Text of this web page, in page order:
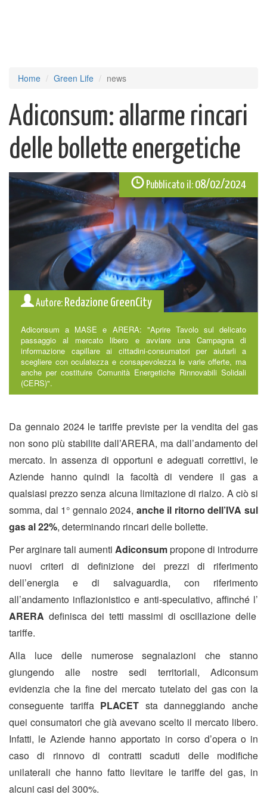
Home Green Life news
Adiconsum: allarme rincari
delle bollette energetiche
Pubblicato il: 08/02/2024
Autore: Redazione GreenCity
Adiconsum a MASE e ARERA: "Aprire Tavolo sul delicato
passaggio al mercato libero e avviare una Campagna di
informazione capillare ai cittadini-consumatori per aiutarli a
scegliere con oculatezza e consapevolezza le varie offerte, ma
anche per costituire Comunità Energetiche Rinnovabili Solidali
(CERS)".
Da gennaio 2024 le tariffe previste per la vendita del gas
non sono più stabilite dall’ARERA, ma dall’andamento del
mercato. In assenza di opportuni e adeguati correttivi, le
Aziende hanno quindi la facoltà di vendere il gas a
qualsiasi prezzo senza alcuna limitazione di rialzo. A ciò si
somma, dal 1° gennaio 2024, anche il ritorno dell’IVA sul
gas al 22%, determinando rincari delle bollette.
Per arginare tali aumenti Adiconsumpropone di introdurre
nuovi criteri di definizione dei prezzi di riferimento
dell’energia e di salvaguardia, con riferimento
all’andamento inflazionistico e anti-speculativo, affinché l’
ARERA definisca dei tetti massimi di oscillazione delle
tariffe.
Alla luce delle numerose segnalazioni che stanno
giungendo alle nostre sedi territoriali, Adiconsum
evidenzia che la fine del mercato tutelato del gas con la
conseguente tariffa PLACET sta danneggiando anche
quei consumatori che già avevano scelto il mercato libero.
Infatti, le Aziende hanno apportato in corso d’opera o in
caso di rinnovo di contratti scaduti delle modifiche
unilaterali che hanno fatto lievitare le tariffe del gas, in
alcuni casi del 300%.